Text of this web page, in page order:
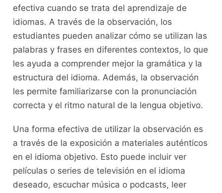
efectiva cuando se trata del aprendizaje‍ de
idiomas. A‌ través de‌ la ⁣observación, los
estudiantes pueden analizar cómo⁢ se utilizan​ las
palabras y‌ frases en diferentes contextos,⁣ lo⁤ que⁣
les ayuda a comprender ‌mejor la gramática y la‌
estructura del idioma.‍ Además, la observación
⁤les ⁣permite familiarizarse con la ‌pronunciación
correcta⁣ y⁣ el⁣ ritmo natural de​ la lengua​ objetivo.
Una forma efectiva de utilizar la observación es⁢
a través de​ la exposición a materiales auténticos
en el idioma objetivo.⁢ Esto puede incluir ver
‍películas o‌ series de ⁤televisión en el idioma
deseado, escuchar⁢ música‌ o podcasts,‍ leer​